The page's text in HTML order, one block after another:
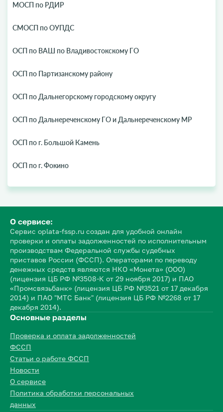
МОСП по РДИР
СМОСП по ОУПДС
ОСП по ВАШ по Владивостокскому ГО
ОСП по Партизанскому району
ОСП по Дальнегорскому городскому округу
ОСП по Дальнереченскому ГО и Дальнереченскому МР
ОСП по г. Большой Камень
ОСП по г. Фокино
О сервисе:
Сервис oplata-fssp.ru создан для удобной онлайн
проверки и оплаты задолженностей по исполнительным
производствам Федеральной службы судебных
приставов России (ФССП). Операторами по переводу
денежных средств являются НКО «Монета» (ООО)
(лицензия ЦБ РФ №3508-К от 29 ноября 2017) и ПАО
«Промсвязьбанк» (лицензия ЦБ РФ №3521 от 17 декабря
2014) и ПАО "МТС Банк" (лицензия ЦБ РФ №2268 от 17
декабря 2014).
Основные разделы
Проверка и оплата задолженностей
ФССП
Статьи о работе ФССП
Новости
О сервисе
Политика обработки персональных
данных